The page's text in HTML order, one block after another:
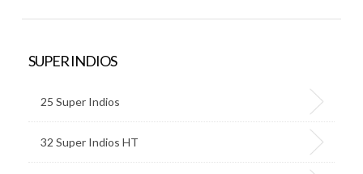
SUPER INDIOS
25 Super Indios
32 Super Indios HT